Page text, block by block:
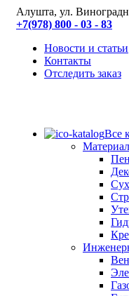
Алушта, ул.
+7(978) 800 - 03 - 83
Новости и статьи
Контакты
Отследить заказ
Все